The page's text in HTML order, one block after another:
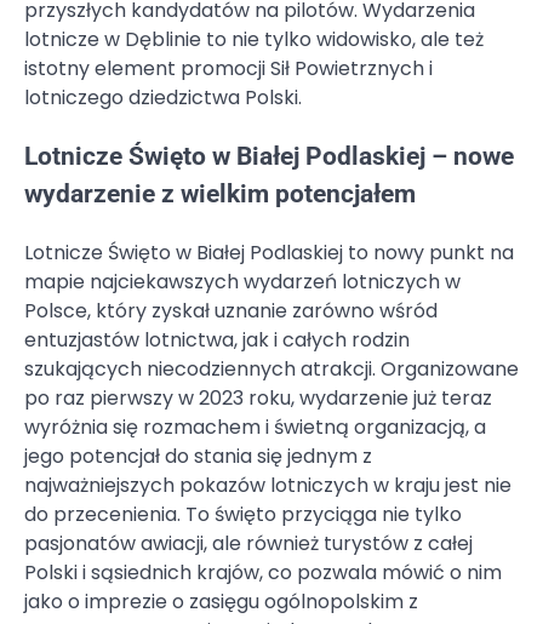
przyszłych kandydatów na pilotów. Wydarzenia
lotnicze w Dęblinie to nie tylko widowisko, ale też
istotny element promocji Sił Powietrznych i
lotniczego dziedzictwa Polski.
Lotnicze Święto w Białej Podlaskiej – nowe
wydarzenie z wielkim potencjałem
Lotnicze Święto w Białej Podlaskiej to nowy punkt na
mapie najciekawszych wydarzeń lotniczych w
Polsce, który zyskał uznanie zarówno wśród
entuzjastów lotnictwa, jak i całych rodzin
szukających niecodziennych atrakcji. Organizowane
po raz pierwszy w 2023 roku, wydarzenie już teraz
wyróżnia się rozmachem i świetną organizacją, a
jego potencjał do stania się jednym z
najważniejszych pokazów lotniczych w kraju jest nie
do przecenienia. To święto przyciąga nie tylko
pasjonatów awiacji, ale również turystów z całej
Polski i sąsiednich krajów, co pozwala mówić o nim
jako o imprezie o zasięgu ogólnopolskim z